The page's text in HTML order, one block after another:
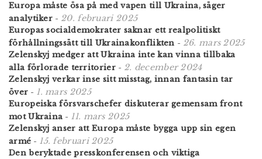
Europa måste ösa på med vapen till Ukraina, säger
analytiker - 20. februari 2025
Europas socialdemokrater saknar ett realpolitiskt
förhållningssätt till Ukrainakonflikten - 26. mars 2025
Zelenskyj medger att Ukraina inte kan vinna tillbaka
alla förlorade territorier- 2. december 2024
Zelenskyj verkar inse sitt misstag, innan fantasin tar
över - 1. mars 2025
Europeiska försvarschefer diskuterar gemensam front
mot Ukraina - 11. mars 2025
Zelenskyj anser att Europa måste bygga upp sin egen
armé - 15. februari 2025
Den beryktade presskonferensen och viktiga